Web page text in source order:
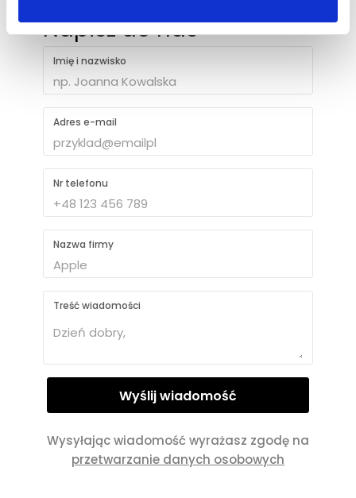
Napisz do nas
Imię i nazwisko
Adres e-mail
Nr telefonu
Nazwa firmy
Treść wiadomości
Wysyłając wiadomość wyrażasz zgodę na
przetwarzanie danych osobowych